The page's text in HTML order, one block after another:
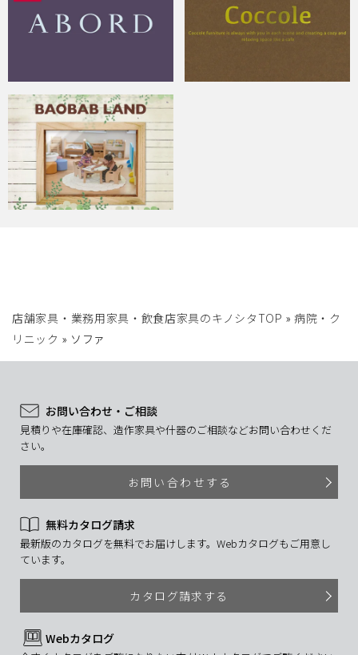
店舗家具・業務用家具・飲食店家具のキノシタTOP » 病院・ク
リニック » ソファ
お問い合わせ・ご相談
見積りや在庫確認、造作家具や什器のご相談などお問い合わせくだ
さい。
お問い合わせする
無料カタログ請求
最新版のカタログを無料でお届けします。Webカタログもご用意し
ています。
カタログ請求する
Webカタログ